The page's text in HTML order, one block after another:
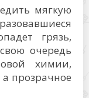
мягкую
грязь,
очередь
химии,
прозрачное